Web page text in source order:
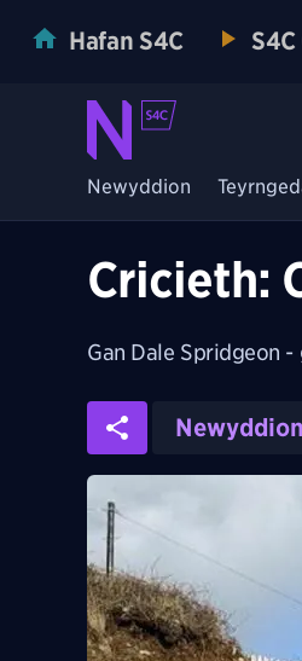
Hafan S4C
Newyddion
Cricieth:
Gan Dale Spridgeon
Newyddion